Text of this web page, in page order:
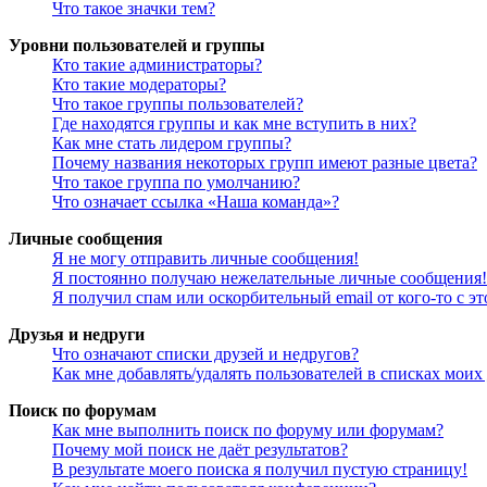
Что такое значки тем?
Уровни пользователей и группы
Кто такие администраторы?
Кто такие модераторы?
Что такое группы пользователей?
Где находятся группы и как мне вступить в них?
Как мне стать лидером группы?
Почему названия некоторых групп имеют разные цвета?
Что такое группа по умолчанию?
Что означает ссылка «Наша команда»?
Личные сообщения
Я не могу отправить личные сообщения!
Я постоянно получаю нежелательные личные сообщения!
Я получил спам или оскорбительный email от кого-то с
Друзья и недруги
Что означают списки друзей и недругов?
Как мне добавлять/удалять пользователей в списках
Поиск по форумам
Как мне выполнить поиск по форуму или форумам?
Почему мой поиск не даёт результатов?
В результате моего поиска я получил пустую страницу!